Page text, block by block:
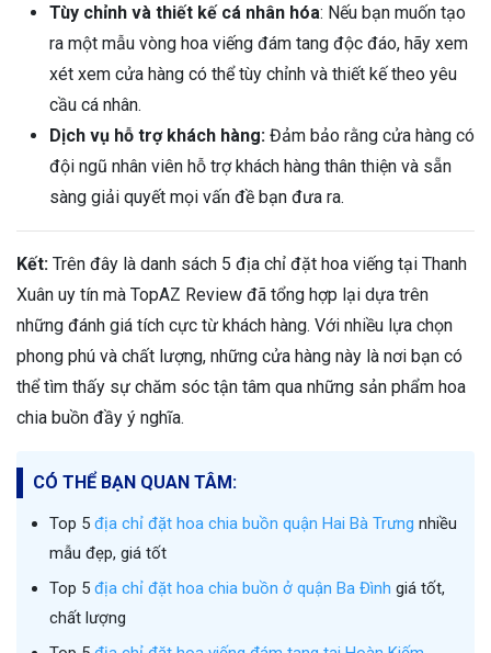
Tùy chỉnh và thiết kế cá nhân hóa: Nếu bạn muốn tạo
ra một mẫu vòng hoa viếng đám tang độc đáo, hãy xem
xét xem cửa hàng có thể tùy chỉnh và thiết kế theo yêu
cầu cá nhân.
Dịch vụ hỗ trợ khách hàng: Đảm bảo rằng cửa hàng có
đội ngũ nhân viên hỗ trợ khách hàng thân thiện và sẵn
sàng giải quyết mọi vấn đề bạn đưa ra.
Kết: Trên đây là danh sách 5 địa chỉ đặt hoa viếng tại Thanh
Xuân uy tín mà TopAZ Review đã tổng hợp lại dựa trên
những đánh giá tích cực từ khách hàng. Với nhiều lựa chọn
phong phú và chất lượng, những cửa hàng này là nơi bạn có
thể tìm thấy sự chăm sóc tận tâm qua những sản phẩm hoa
chia buồn đầy ý nghĩa.
CÓ THỂ BẠN QUAN TÂM:
Top 5 địa chỉ đặt hoa chia buồn quận Hai Bà Trưng nhiều
mẫu đẹp, giá tốt
Top 5 địa chỉ đặt hoa chia buồn ở quận Ba Đình giá tốt,
chất lượng